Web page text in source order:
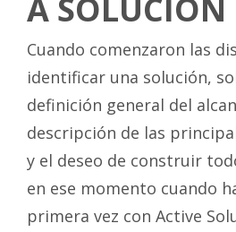
A SOLUCIÓN
Cuando comenzaron las
identificar una solución,
definición general del
descripción de las
y el deseo de construir
en ese momento cuando
primera vez con Active